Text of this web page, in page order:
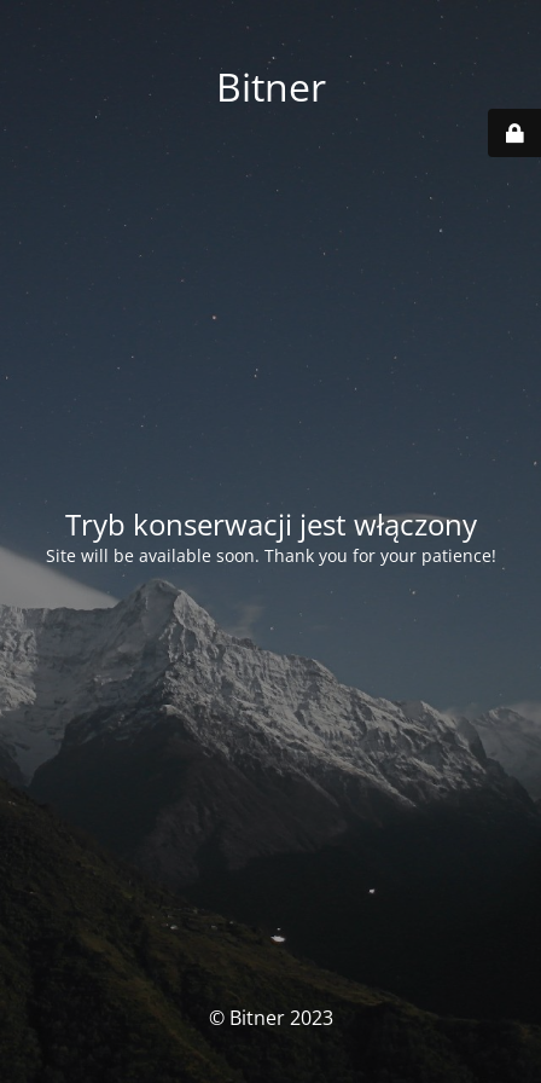
Bitner
Tryb konserwacji jest włączony
Site will be available soon. Thank you for your patience!
© Bitner 2023